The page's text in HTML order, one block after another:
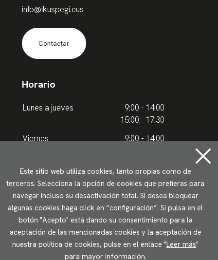
info@ikuspegi.eus
Contactar
Horario
Lunes a jueves
9:00 - 14:00
15:00 - 17:30
Viernes
9:00 - 14:00
Horario de verano
Lunes a jueves
9.00 - 15.00
Viernes
9:00 - 14:00
Aviso legal Política de privacidad
Uso de cookies
Accesibilidad
Este sitio web utiliza cookies, tanto propias como de
terceros. Selecciona la opción de cookies que prefieras para
navegar incluso su desactivación total. Si desea bloquear
algunas cookies haga click en “configuración”. Si pulsa en el
botón "Acepto" está dando su consentimiento para la
aceptación de las mencionadas cookies y la aceptación de
nuestra política de cookies, pulse en el enlace "Leer más"
para mayor información.